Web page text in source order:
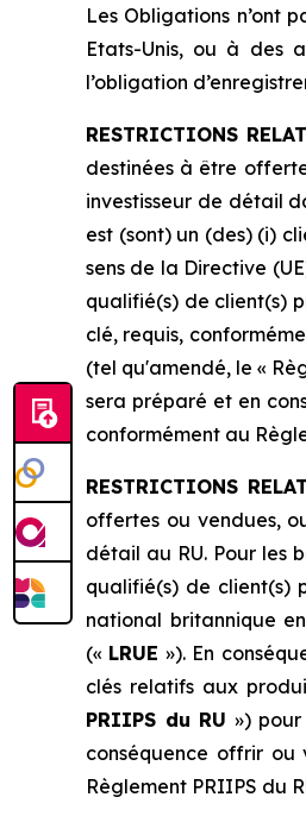
Les Obligations n’ont
Etats-Unis, ou à des
l’obligation
RESTRICTIONS
destinées à être
investisseur de détail
est (sont) un (des) (i)
sens de la Directive
qualifié(s) de client(s)
clé, requis,
(tel qu'amendé, le «
sera préparé et en
conformément au
RESTRICTIONS
offertes ou vendues,
détail au RU. Pour les
qualifié(s) de client(s)
national britannique
(« LRUE »). En
clés relatifs aux
PRIIPS du RU »)
conséquence offrir
Règlement PRIIPS du